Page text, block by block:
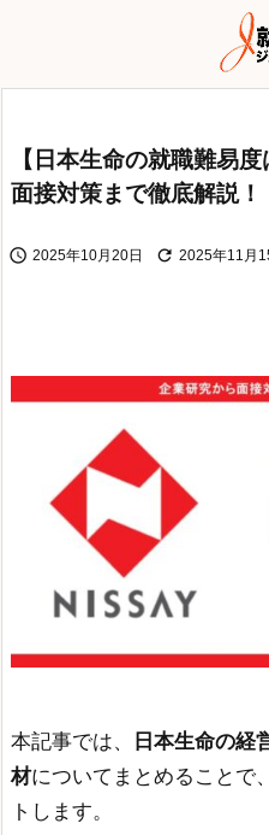
【日本生命の就職難易
面接対策まで徹底解説！
 2025年10月20日  2025年11月
本記事では、
日本生命の経
材についてまとめることで
トします。